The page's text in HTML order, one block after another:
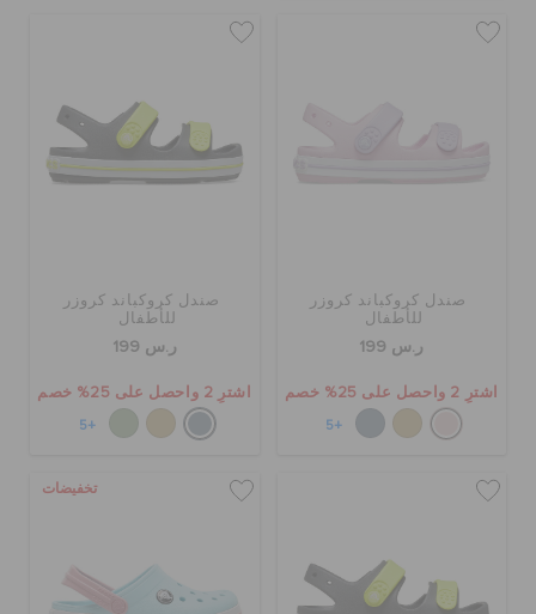
صندل كروكباند كروزر
للأطفال
ر.س 199
اشترِ 2 واحصل على 25% خصم
+5
صندل كروكباند كروزر
للأطفال
ر.س 199
اشترِ 2 واحصل على 25% خصم
+5
تخفيضات